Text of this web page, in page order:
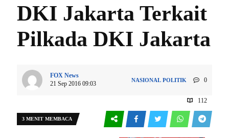
DKI Jakarta Terkait
Pilkada DKI Jakarta
FOX News
21 Sep 2016 09:03
NASIONAL POLITIK 0
112
3 MENIT MEMBACA